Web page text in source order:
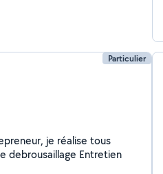
Particulier
je réalise tous
debrousaillage Entretien